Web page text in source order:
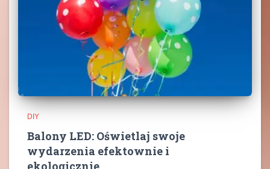
DIY
Balony LED: Oświetlaj swoje
wydarzenia efektownie i
ekologicznie